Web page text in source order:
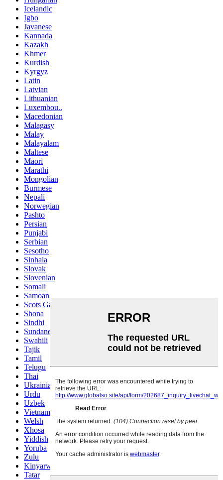
Icelandic
Igbo
Javanese
Kannada
Kazakh
Khmer
Kurdish
Kyrgyz
Latin
Latvian
Lithuanian
Luxembou..
Macedonian
Malagasy
Malay
Malayalam
Maltese
Maori
Marathi
Mongolian
Burmese
Nepali
Norwegian
Pashto
Persian
Punjabi
Serbian
Sesotho
Sinhala
Slovak
Slovenian
Somali
Samoan
Scots Gaelic
Shona
Sindhi
Sundanese
Swahili
Tajik
Tamil
Telugu
Thai
Ukrainian
Urdu
Uzbek
Vietnamese
Welsh
Xhosa
Yiddish
Yoruba
Zulu
Kinyarwanda
Tatar